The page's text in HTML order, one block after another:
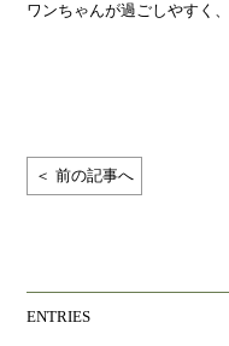
ワンちゃんが過ごしやすく
＜ 前の記事へ
ENTRIES